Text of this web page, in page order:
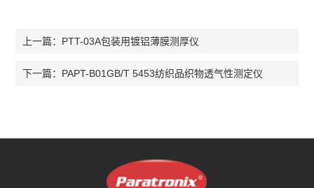
上一篇： PTT-03A包装用镀铝薄膜测厚仪
下一篇： PAPT-B01GB/T 5453纺织品织物透气性测定仪